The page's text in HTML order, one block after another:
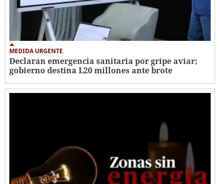
MEDIDA URGENTE
Declaran emergencia sanitaria por gripe aviar;
gobierno destina L20 millones ante brote